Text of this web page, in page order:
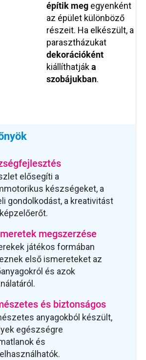
építik meg egyenként
az épület különböző
részeit. Ha elkészült, a
parasztházukat
dekorációként
kiállíthatjáka
szobájukban.
elősegíti a
készségeket, a
gondolkodást, a kreativitást
megszerzése
játékos formában
első ismereteket az
és azok
és biztonságos
anyagokból készült,
egészségre
és